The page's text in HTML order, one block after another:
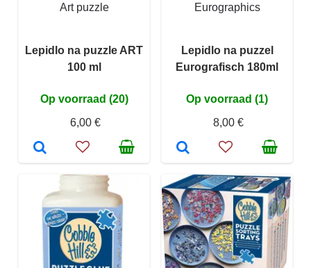
Art puzzle
Lepidlo na puzzle ART
100 ml
Op voorraad (20)
6,00 €
Eurographics
Lepidlo na puzzel
Eurografisch 180ml
Op voorraad (1)
8,00 €